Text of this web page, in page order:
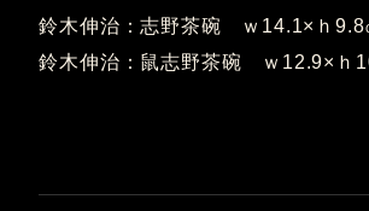
鈴木伸治：志野茶碗 ｗ14.1×ｈ9.8
鈴木伸治：鼠志野茶碗 ｗ12.9×ｈ